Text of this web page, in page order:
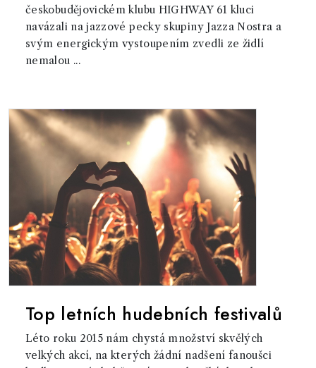
českobudějovickém klubu HIGHWAY 61 kluci
navázali na jazzové pecky skupiny Jazza Nostra a
svým energickým vystoupením zvedli ze židlí
nemalou ...
Top letních hudebních festivalů
Léto roku 2015 nám chystá množství skvělých
velkých akcí, na kterých žádní nadšení fanoušci